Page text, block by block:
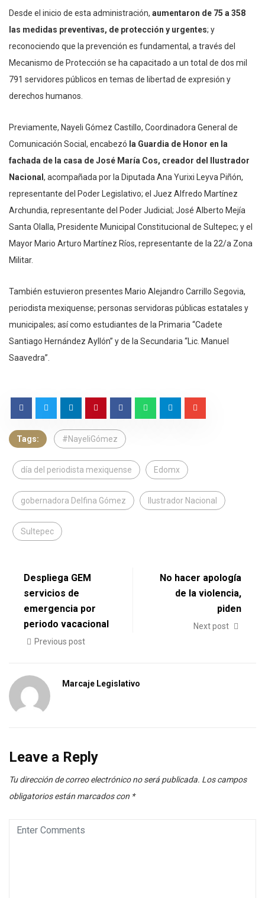
Desde el inicio de esta administración, aumentaron de 75 a 358
las medidas preventivas, de protección y urgentes; y
reconociendo que la prevención es fundamental, a través del
Mecanismo de Protección se ha capacitado a un total de dos mil
791 servidores públicos en temas de libertad de expresión y
derechos humanos.
Previamente, Nayeli Gómez Castillo, Coordinadora General de
Comunicación Social, encabezó la Guardia de Honor en la
fachada de la casa de José María Cos, creador del Ilustrador
Nacional , acompañada por la Diputada Ana Yurixi Leyva Piñón,
representante del Poder Legislativo; el Juez Alfredo Martínez
Archundia, representante del Poder Judicial; José Alberto Mejía
Santa Olalla, Presidente Municipal Constitucional de Sultepec; y el
Mayor Mario Arturo Martínez Ríos, representante de la 22/a Zona
Militar.
También estuvieron presentes Mario Alejandro Carrillo Segovia,
periodista mexiquense; personas servidoras públicas estatales y
municipales; así como estudiantes de la Primaria “Cadete
Santiago Hernández Ayllón” y de la Secundaria “Lic. Manuel
Saavedra”.
Tags: #NayeliGómez
día del periodista mexiquense Edomx
gobernadora Delfina Gómez Ilustrador Nacional
Sultepec
Despliega GEM
servicios de
emergencia por
periodo vacacional
Previous post
No hacer apología
de la violencia,
piden
Next post
Marcaje Legislativo
Leave a Reply
Tu dirección de correo electrónico no será publicada. Los campos
obligatorios están marcados con *